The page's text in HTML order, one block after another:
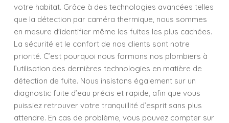
votre habitat. Grâce à des technologies avancées telles
que la détection par caméra thermique, nous sommes
en mesure d'identifier même les fuites les plus cachées.
La sécurité et le confort de nos clients sont notre
priorité. C’est pourquoi nous formons nos plombiers à
l’utilisation des dernières technologies en matière de
détection de fuite. Nous insistons également sur un
diagnostic fuite d’eau précis et rapide, afin que vous
puissiez retrouver votre tranquillité d’esprit sans plus
attendre. En cas de problème, vous pouvez compter sur